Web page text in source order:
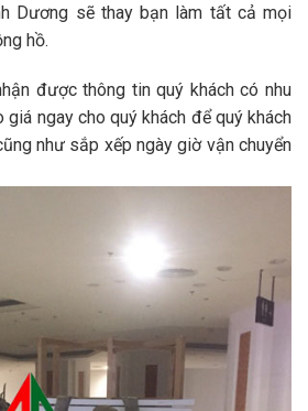
Dương sẽ thay bạn làm tất cả mọi
hồ.
được thông tin quý khách có nhu
giá ngay cho quý khách để quý khách
như sắp xếp ngày giờ vận chuyển